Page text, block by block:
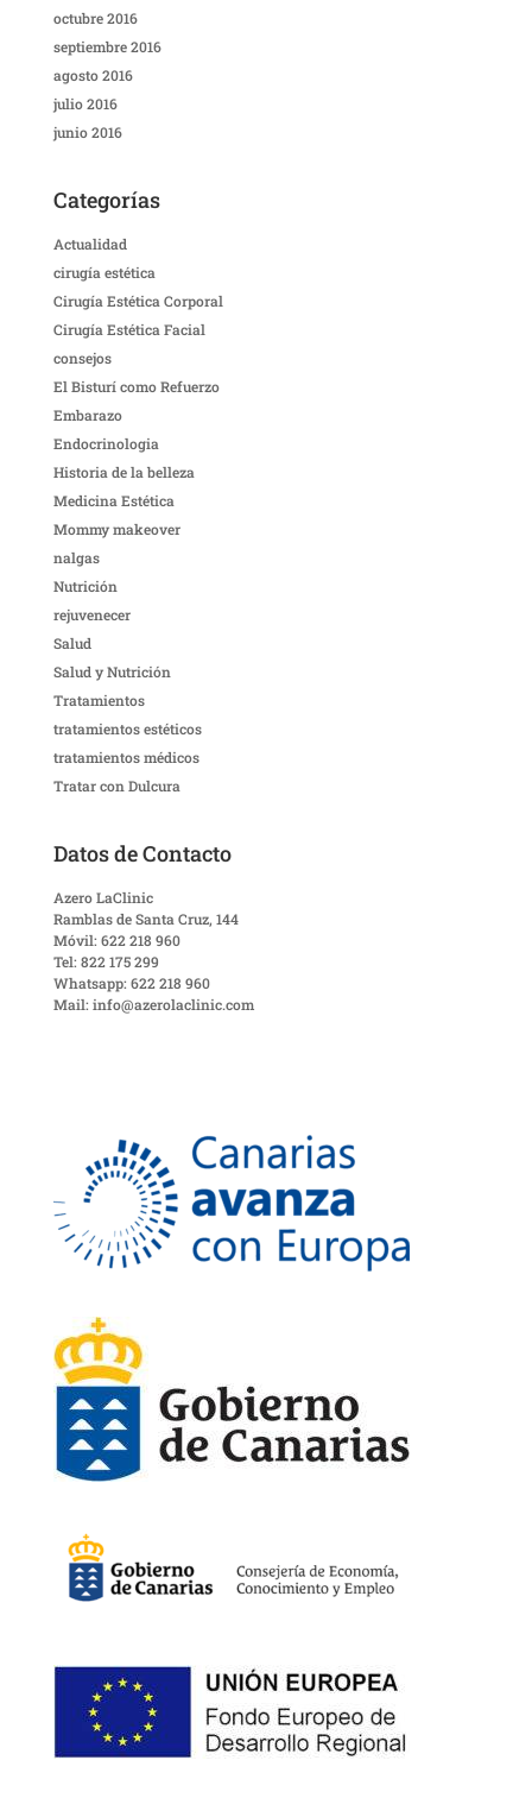
octubre 2016
septiembre 2016
agosto 2016
julio 2016
junio 2016
Categorías
Actualidad
cirugía estética
Cirugía Estética Corporal
Cirugía Estética Facial
consejos
El Bisturí como Refuerzo
Embarazo
Endocrinologia
Historia de la belleza
Medicina Estética
Mommy makeover
nalgas
Nutrición
rejuvenecer
Salud
Salud y Nutrición
Tratamientos
tratamientos estéticos
tratamientos médicos
Tratar con Dulcura
Datos de Contacto
Azero LaClinic
Ramblas de Santa Cruz, 144
Móvil: 622 218 960
Tel: 822 175 299
Whatsapp: 622 218 960
Mail: info@azerolaclinic.com